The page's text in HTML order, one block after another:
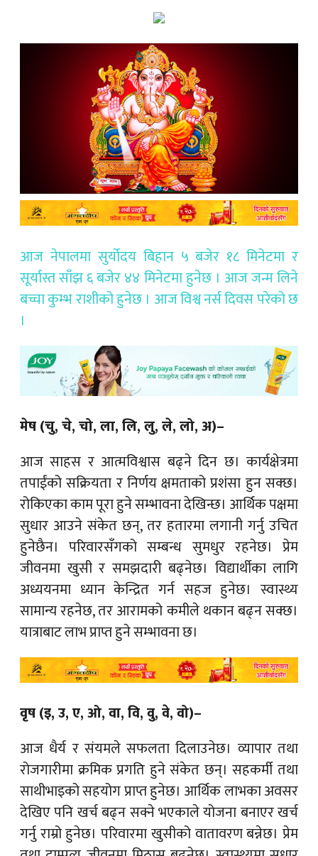
आज नेपालमा सुर्योदय बिहान ५ बजेर १८ मिनेटमा र
सूर्यास्त साँझ ६ बजेर ४४ मिनेटमा हुनेछ । आज जन्म लिने
बच्चा कुम्भ राशीको हुनेछ । आज विश्व नर्स दिवस परेको छ
।
मेष (चु, चे, चो, ला, लि, लु, ले, लो, अ)–
आज साहस र आत्मविश्वास बढ्ने दिन छ। कार्यक्षेत्रमा
तपाईंको सक्रियता र निर्णय क्षमताको प्रशंसा हुन सक्छ।
रोकिएका काम पूरा हुने सम्भावना देखिन्छ। आर्थिक पक्षमा
सुधार आउने संकेत छन्, तर हतारमा लगानी गर्नु उचित
हुनेछैन। परिवारसँगको सम्बन्ध सुमधुर रहनेछ। प्रेम
जीवनमा खुसी र समझदारी बढ्नेछ। विद्यार्थीका लागि
अध्ययनमा ध्यान केन्द्रित गर्न सहज हुनेछ। स्वास्थ्य
सामान्य रहनेछ, तर आरामको कमीले थकान बढ्न सक्छ।
यात्राबाट लाभ प्राप्त हुने सम्भावना छ।
वृष (इ, उ, ए, ओ, वा, वि, वु, वे, वो)–
आज धैर्य र संयमले सफलता दिलाउनेछ। व्यापार तथा
रोजगारीमा क्रमिक प्रगति हुने संकेत छन्। सहकर्मी तथा
साथीभाइको सहयोग प्राप्त हुनेछ। आर्थिक लाभका अवसर
देखिए पनि खर्च बढ्न सक्ने भएकाले योजना बनाएर खर्च
गर्नु राम्रो हुनेछ। परिवारमा खुसीको वातावरण बन्नेछ। प्रेम